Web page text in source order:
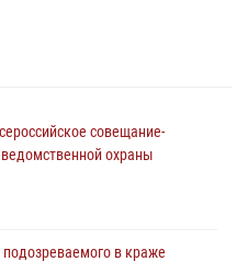
совещание-
охраны
в краже